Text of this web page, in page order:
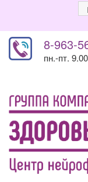
8-963-
пн.-пт.